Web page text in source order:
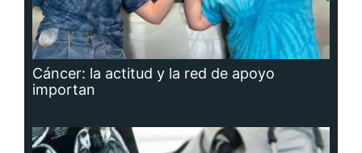
Cáncer: la actitud y la red de apoyo
importan